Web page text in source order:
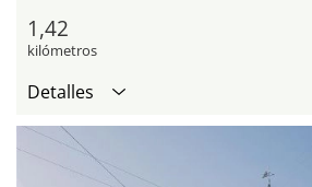
1,42
kilómetros
Detalles